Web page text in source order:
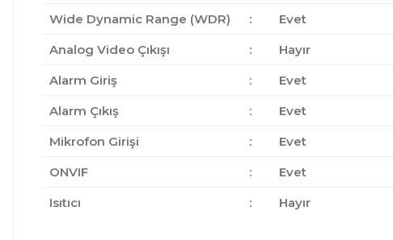
Wide Dynamic Range (WDR)
:
Evet
Analog Video Çıkışı
:
Hayır
Alarm Giriş
:
Evet
Alarm Çıkış
:
Evet
Mikrofon Girişi
:
Evet
ONVIF
:
Evet
Isıtıcı
: Hayır